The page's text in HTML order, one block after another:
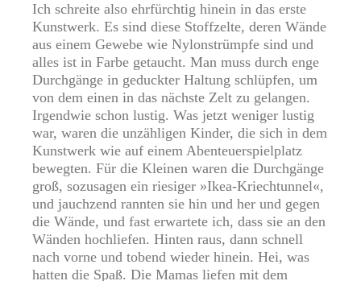
Ich schreite also ehrfürchtig hinein in das erste
Kunstwerk. Es sind diese Stoffzelte, deren Wände
aus einem Gewebe wie Nylonstrümpfe sind und
alles ist in Farbe getaucht. Man muss durch enge
Durchgänge in geduckter Haltung schlüpfen, um
von dem einen in das nächste Zelt zu gelangen.
Irgendwie schon lustig. Was jetzt weniger lustig
war, waren die unzähligen Kinder, die sich in dem
Kunstwerk wie auf einem Abenteuerspielplatz
bewegten. Für die Kleinen waren die Durchgänge
groß, sozusagen ein riesiger »Ikea-Kriechtunnel«,
und jauchzend rannten sie hin und her und gegen
die Wände, und fast erwartete ich, dass sie an den
Wänden hochliefen. Hinten raus, dann schnell
nach vorne und tobend wieder hinein. Hei, was
hatten die Spaß. Die Mamas liefen mit dem